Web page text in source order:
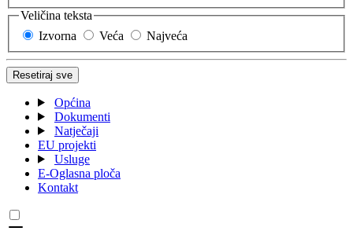
Veličina teksta
Izvorna
Veća Najveća
Resetiraj sve
Općina
Dokumenti
Natječaji
EU projekti
Usluge
E-Oglasna ploča
Kontakt